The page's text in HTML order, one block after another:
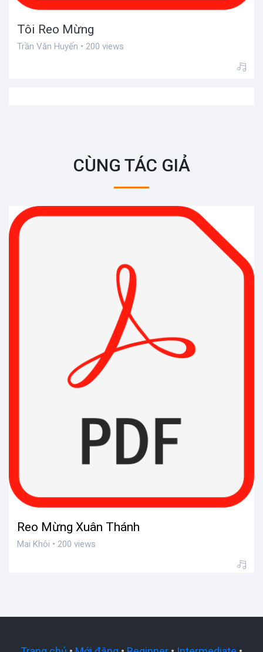
Tôi Reo Mừng
Trần Văn Huyến • 200 views
CÙNG TÁC GIẢ
Reo Mừng Xuân Thánh
Mai Khôi • 200 views